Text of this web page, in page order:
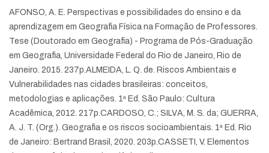
AFONSO, A. E. Perspectivas e possibilidades do ensino e da
aprendizagem em Geografia Física na Formação de Professores.
Tese (Doutorado em Geografia) - Programa de Pós-Graduação
em Geografia, Universidade Federal do Rio de Janeiro, Rio de
Janeiro. 2015. 237p. ALMEIDA, L. Q. de. Riscos Ambientais e
Vulnerabilidades nas cidades brasileiras: conceitos,
metodologias e aplicações. 1ª Ed. São Paulo: Cultura
Acadêmica, 2012. 217p. CARDOSO, C.; SILVA, M. S. da; GUERRA,
A. J. T. (Org.). Geografia e os riscos socioambientais. 1ª Ed. Rio
de Janeiro: Bertrand Brasil, 2020. 203p. CASSETI, V. Elementos